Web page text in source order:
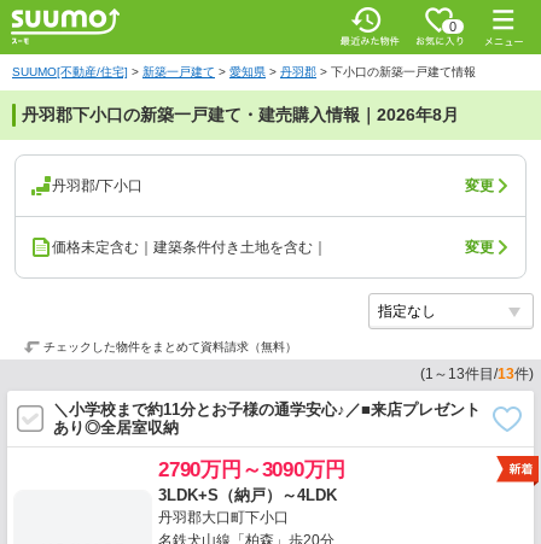
0
SUUMO[不動産/住宅] > 新築一戸建て > 愛知県 > 丹羽郡 > 下小口の新築一戸建て情報
丹羽郡下小口の新築一戸建て・建売購入情報｜2026年8月
丹羽郡/下小口 変更
価格未定含む｜建築条件付き土地を含む｜ 変更
チェックした物件をまとめて資料請求（無料）
(1 ～ 13件目/13件)
＼小学校まで約11分とお子様の通学安心♪／■来店プレゼント
あり◎全居室収納
2790万円～3090万円
3LDK+S（納戸）～4LDK
丹羽郡大口町下小口
名鉄犬山線「柏森」歩20分